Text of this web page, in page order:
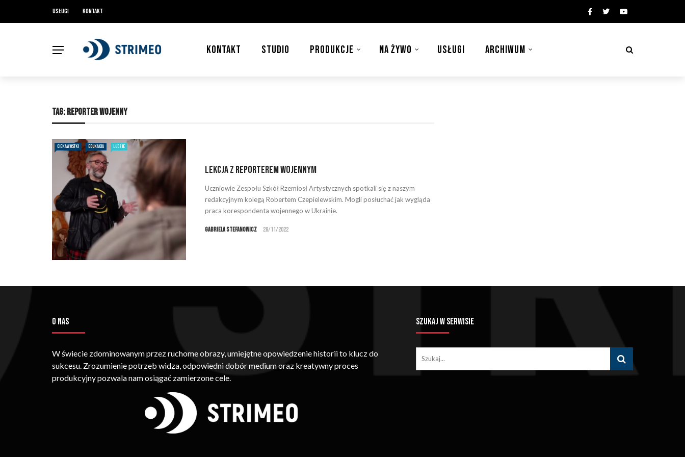
Usługi Kontakt
KONTAKT STUDIO PRODUKCJE NA ŻYWO USŁUGI ARCHIWUM
TAG: REPORTER WOJENNY
CIEKAWOSTKI EDUKACJA LUDZIE
Lekcja z reporterem wojennym
Uczniowie Zespołu Szkół Rzemiosł Artystycznych spotkali się z naszym
redakcyjnym kolegą Robertem Czepielewskim. Mogli posłuchać jak wygląda
praca korespondenta wojennego w Ukrainie.
Gabriela Stefanowicz 28/11/2022
O NAS
W świecie zdominowanym przez ruchome obrazy, umiejętne opowiedzenie historii to klucz do
sukcesu. Zrozumienie potrzeb widza, odpowiedni dobór medium oraz kreatywny proces
produkcyjny pozwala nam osiągać zamierzone cele.
SZUKAJ W SERWISIE